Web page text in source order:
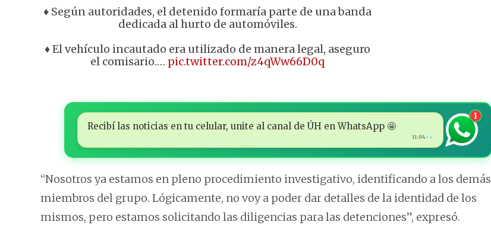
♦️ Según autoridades, el detenido formaría parte de una banda
dedicada al hurto de automóviles.
♦️ El vehículo incautado era utilizado de manera legal, aseguro
el comisario.… pic.twitter.com/z4qWw66D0q
Recibí las noticias en tu celular, unite al canal de ÚH en WhatsApp 🤩
11:04✓✓
1
“Nosotros ya estamos en pleno procedimiento investigativo, identificando a los demás
miembros del grupo. Lógicamente, no voy a poder dar detalles de la identidad de los
mismos, pero estamos solicitando las diligencias para las detenciones”, expresó.